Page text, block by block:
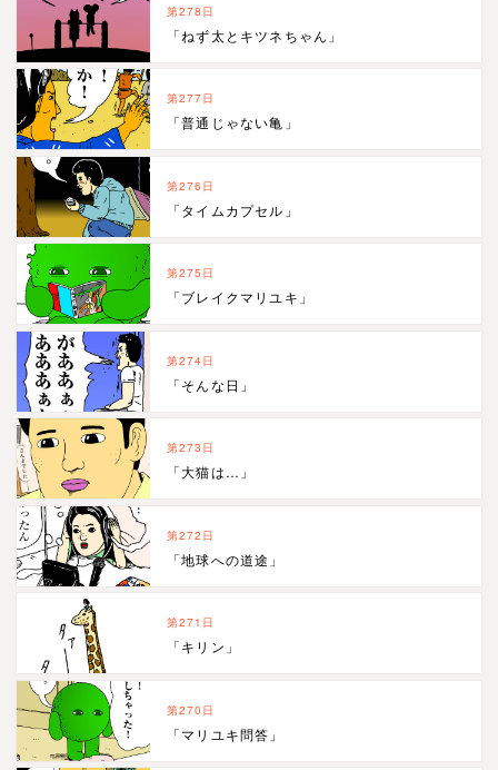
第278日
「ねず太とキツネちゃん」
第277日
「普通じゃない亀」
第276日
「タイムカプセル」
第275日
「ブレイクマリユキ」
第274日
「そんな日」
第273日
「大猫は…」
第272日
「地球への道途」
第271日
「キリン」
第270日
「マリユキ問答」